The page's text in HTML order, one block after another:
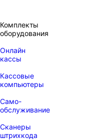
Комплекты
оборудования
Онлайн
кассы
Кассовые
компьютеры
Само-
обслуживание
Сканеры
штрихкода